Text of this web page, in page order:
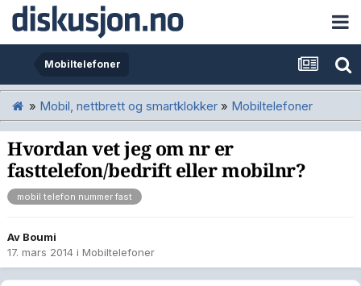
Mobiltelefoner
» Mobil, nettbrett og smartklokker » Mobiltelefoner
Hvordan vet jeg om nr er
fasttelefon/bedrift eller mobilnr?
mobil telefon nummer fast
Av Boumi
17. mars 2014 i Mobiltelefoner